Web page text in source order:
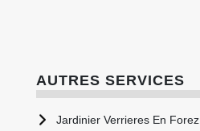
AUTRES SERVICES
Jardinier Verrieres En Forez